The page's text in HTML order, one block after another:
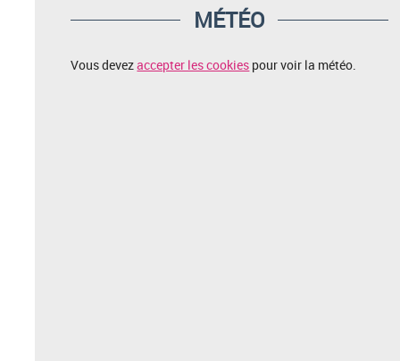
MÉTÉO
Vous devezaccepter les cookies pour voir la météo.